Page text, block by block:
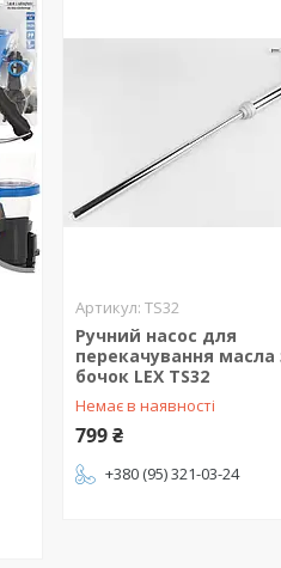
TS32
Ручний насос для
перекачування масла
бочок LEX TS32
Немає в наявності
799 ₴
+380 (95) 321-03-24